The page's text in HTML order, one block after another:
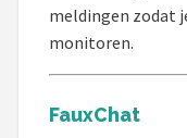
meldingen zodat
monitoren.
FauxChat